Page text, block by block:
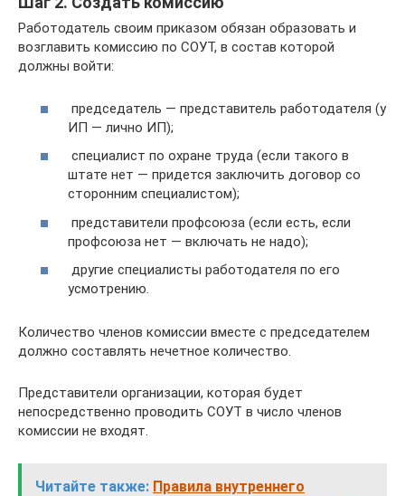
Работодатель своим приказом обязан образовать и
возглавить комиссию по СОУТ, в состав которой
должны войти:
председатель — представитель работодателя (у
ИП — лично ИП);
специалист по охране труда (если такого в
штате нет — придется заключить договор со
сторонним специалистом);
представители профсоюза (если есть, если
профсоюза нет — включать не надо);
другие специалисты работодателя по его
усмотрению.
Количество членов комиссии вместе с председателем
должно составлять нечетное количество.
Представители организации, которая будет
непосредственно проводить СОУТ в число членов
комиссии не входят.
Читайте также: Правила внутреннего